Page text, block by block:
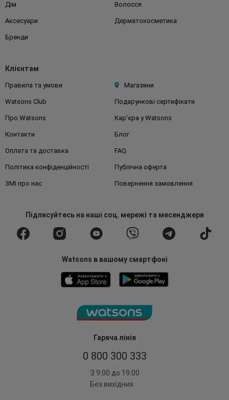
Гаряча лінія
0 800 300 333
З 9:00 до 19:00
Без вихідних
Дім Волосся
Аксесуари Дерматокосметика
Бренди
Клієнтам
Правила та умови Магазини
Watsons Club Подарункові сертифікати
Про Watsons Кар'єра у Watsons
Контакти Блог
Оплата та доставка FAQ
Політика конфіденційності Публічна оферта
ЗМІ про нас Повернення замовлення
Підписуйтесьна наші соц. мережі та месенджери
Watsons в вашому смартфоні